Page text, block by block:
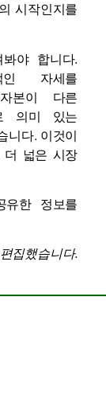
시작인지를
야 합니다.
인 자세를
본이 다른
의미 있는
니다. 이것이
더 넓은 시장
한 정보를
집했습니다.